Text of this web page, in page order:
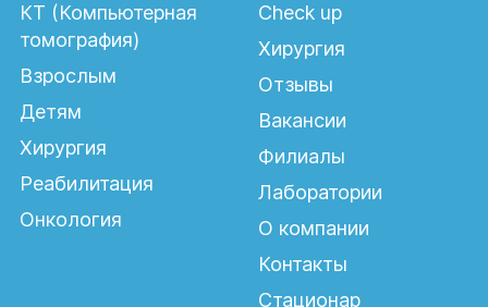
КТ (Компьютерная
томография)
Взрослым
Детям
Хирургия
Реабилитация
Онкология
Check up
Хирургия
Отзывы
Вакансии
Филиалы
Лаборатории
О компании
Контакты
Стационар